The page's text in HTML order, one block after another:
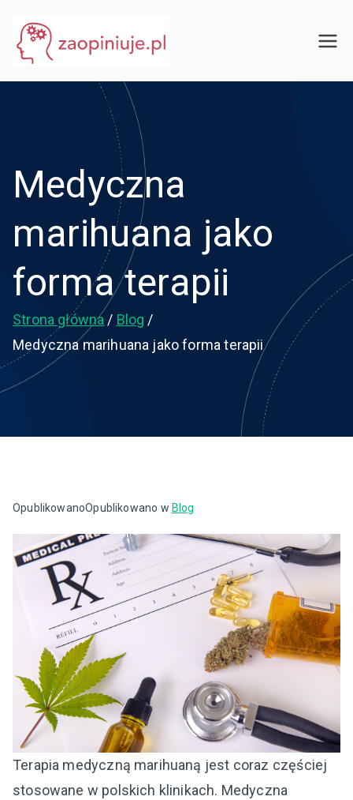
treści
Medyczna
marihuana jako
forma terapii
Strona główna
Blog
Medyczna marihuana jako forma terapii
OpublikowanoOpublikowano w Blog
Terapia medyczną marihuaną jest coraz częściej
stosowane w polskich klinikach. Medyczna